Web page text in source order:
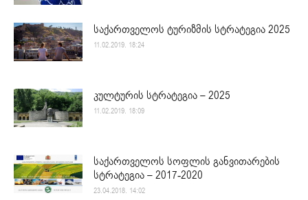
საქართველოს ტურიზმის სტრატეგია 2025
11.02.2019. 18:24
კულტურის სტრატეგია – 2025
11.02.2019. 18:09
საქართველოს სოფლის განვითარების
სტრატეგია – 2017-2020
23.04.2018. 14:02